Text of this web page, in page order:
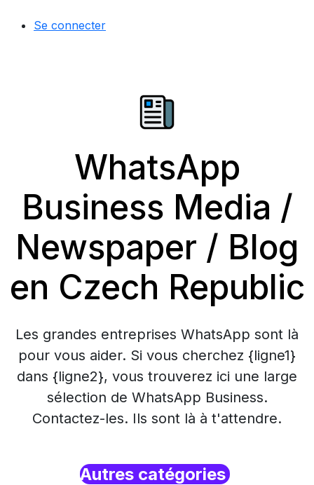
Se connecter
WhatsApp
Business Media /
Newspaper / Blog
en Czech Republic
Les grandes entreprises WhatsApp sont là
pour vous aider. Si vous cherchez {ligne1}
dans {ligne2}, vous trouverez ici une large
sélection de WhatsApp Business.
Contactez-les. Ils sont là à t'attendre.
Autres catégories